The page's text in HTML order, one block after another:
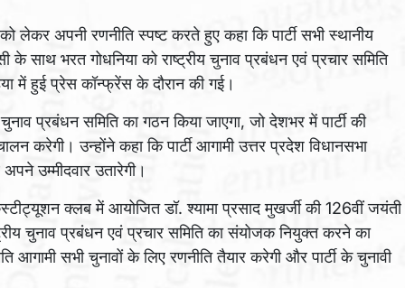
अपनी रणनीति स्पष्ट करते हुए कहा कि पार्टी सभी स्थानीय
साथ भरत गोधनिया को राष्ट्रीय चुनाव प्रबंधन एवं प्रचार समिति
में हुई प्रेस कॉन्फ्रेंस के दौरान की गई।
प्रबंधन समिति का गठन किया जाएगा, जो देशभर में पार्टी की
करेगी। उन्होंने कहा कि पार्टी आगामी उत्तर प्रदेश विधानसभा
उम्मीदवार उतारेगी।
क्लब में आयोजित डॉ. श्यामा प्रसाद मुखर्जी की 126वीं जयंती
चुनाव प्रबंधन एवं प्रचार समिति का संयोजक नियुक्त करने का
आगामी सभी चुनावों के लिए रणनीति तैयार करेगी और पार्टी के चुनावी